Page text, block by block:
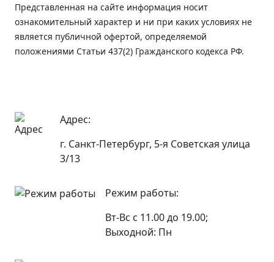
Представленная на сайте информация носит
ознакомительный характер и ни при каких условиях не
является публичной офертой, определяемой
положениями Статьи 437(2) Гражданского кодекса РФ.
Адрес:
г. Санкт-Петербург, 5-я Советская улица
3/13
Режим работы:
Вт-Вс с 11.00 до 19.00;
Выходной: Пн